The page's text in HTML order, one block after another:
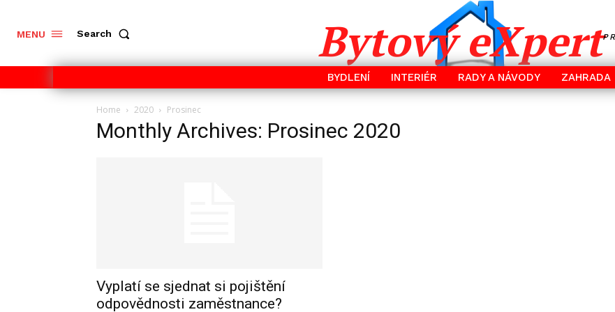
MENU Search Bytový eXpert
BYDLENÍ INTERIÉR RADY A NÁVODY ZAHRADA
Home 2020 Prosinec
Monthly Archives: Prosinec 2020
Vyplatí se sjednat si pojištění
odpovědnosti zaměstnance?